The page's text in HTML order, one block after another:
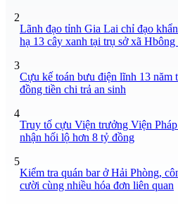
2
Lãnh đạo tỉnh Gia Lai chỉ đạo
hạ 13 cây xanh tại trụ sở xã Hbông
3
Cựu kế toán bưu điện lĩnh 13 năm
đồng tiền chi trả an sinh
4
Truy tố cựu Viện trưởng Viện
nhận hối lộ hơn 8 tỷ đồng
5
Kiểm tra quán bar ở Hải Phòng,
cười cùng nhiều hóa đơn liên quan